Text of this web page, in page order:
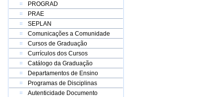
PROGRAD
PRAE
SEPLAN
Comunicações a Comunidade
Cursos de Graduação
Currículos dos Cursos
Catálogo da Graduação
Departamentos de Ensino
Programas de Disciplinas
Autenticidade Documento